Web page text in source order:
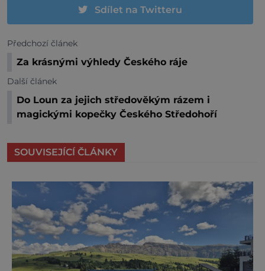
Sdílet na Twitteru
Předchozí článek
Za krásnými výhledy Českého ráje
Další článek
Do Loun za jejich středověkým rázem i
magickými kopečky Českého Středohoří
SOUVISEJÍCÍ ČLÁNKY